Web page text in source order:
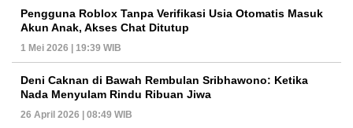
Pengguna Roblox Tanpa Verifikasi Usia Otomatis Masuk
Akun Anak, Akses Chat Ditutup
1 Mei 2026 | 19:39 WIB
Deni Caknan di Bawah Rembulan Sribhawono: Ketika
Nada Menyulam Rindu Ribuan Jiwa
26 April 2026 | 08:49 WIB